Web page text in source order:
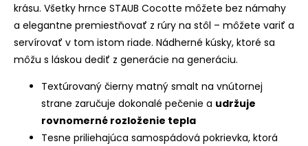
krásu. Všetky hrnce STAUB Cocotte môžete bez námahy
a elegantne premiestňovať z rúry na stôl – môžete variť a
servírovať v tom istom riade. Nádherné kúsky, ktoré sa
môžu s láskou dediť z generácie na generáciu.
Textúrovaný čierny matný smalt na vnútornej
strane zaručuje dokonalé pečenie a udržuje
rovnomerné rozloženie tepla
Tesne priliehajúca samospádová pokrievka, ktorá